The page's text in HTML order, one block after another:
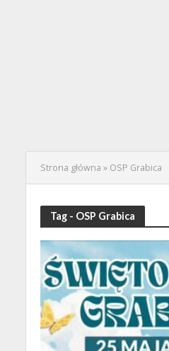
Strona główna » OSP Grabica
Tag - OSP Grabica